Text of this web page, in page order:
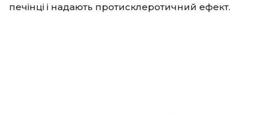
печінці і надають протисклеротичний ефект.